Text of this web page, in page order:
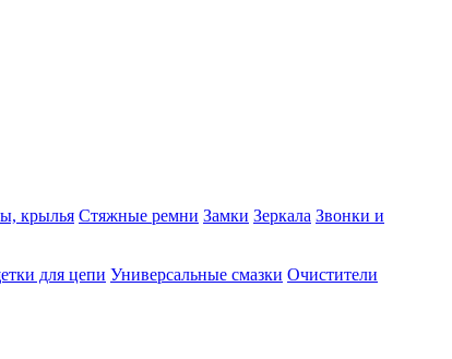
крылья Стяжные ремни Замки Зеркала Звонки и
для цепи Универсальные смазки Очистители